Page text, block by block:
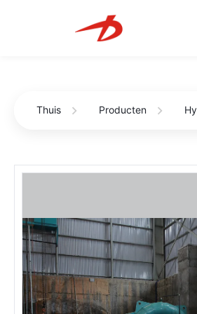
Thuis Producten